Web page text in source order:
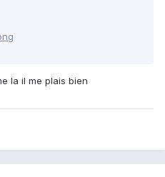
la il me plais bien